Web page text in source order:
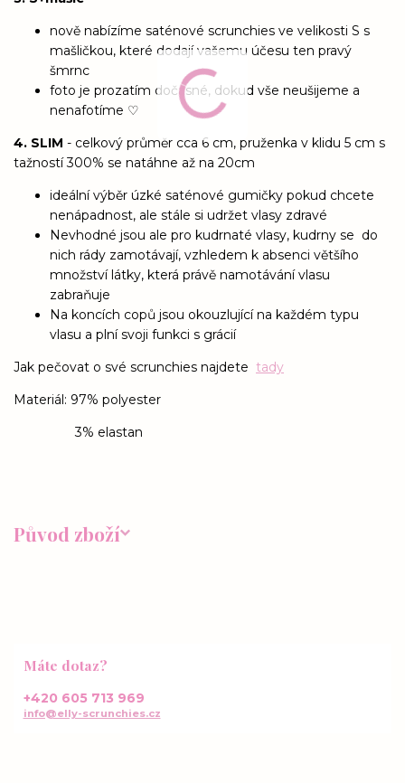
nově nabízíme saténové scrunchies ve velikosti S s
mašličkou, které dodají vašemu účesu ten pravý
šmrnc
foto je prozatím dočasné, dokud vše neušijeme a
nenafotíme ♡
4. SLIM - celkový průměr cca 6 cm, pruženka v klidu 5 cm s
tažností 300% se natáhne až na 20cm
ideální výběr úzké saténové gumičky pokud chcete
nenápadnost, ale stále si udržet vlasy zdravé
Nevhodné jsou ale pro kudrnaté vlasy, kudrny se do
nich rády zamotávají, vzhledem k absenci většího
množství látky, která právě namotávání vlasu
zabraňuje
Na koncích copů jsou okouzlující na každém typu
vlasu a plní svoji funkci s grácií
Jak pečovat o své scrunchies najdete tady
Materiál: 97% polyester
3% elastan
Původ zboží
Máte dotaz?
+420 605 713 969
info@elly-scrunchies.cz